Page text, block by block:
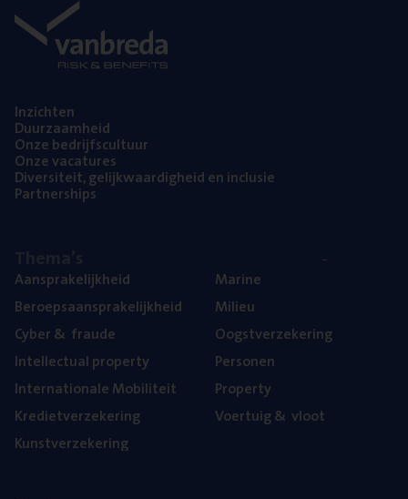
Inzich­ten
Duur­zaam­heid
Onze bedrijfs­cul­tuur
Onze vaca­tu­res
Diver­si­teit, gelijk­waar­dig­heid en inclusie
Part­ner­ships
Aan­spra­ke­lijk­heid
Beroeps­aan­spra­ke­lijk­heid
Cyber& fraude
Intel­lec­tu­al property
Inter­na­ti­o­na­le Mobiliteit
Kre­diet­ver­ze­ke­ring
Kunst­ver­ze­ke­ring
Mari­ne
Mili­eu
Oogst­ver­ze­ke­ring
Per­so­nen
Pro­per­ty
Voer­tuig& vloot